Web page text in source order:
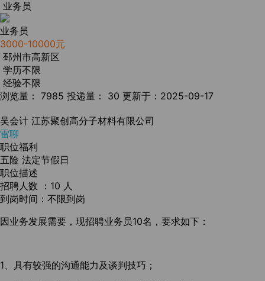
业务员
业务员
3000-10000元
邳州市高新区
学历不限
经验不限
浏览量： 7985 投递量： 30 更新于：2025-09-17
吴会计 江苏聚创高分子材料有限公司
雷聊
职位福利
五险 法定节假日
职位描述
招聘人数 ：10 人
到岗时间：不限到岗
因业务发展需要，现招聘业务员10名，要求如下：
1、具有较强的沟通能力及谈判技巧；